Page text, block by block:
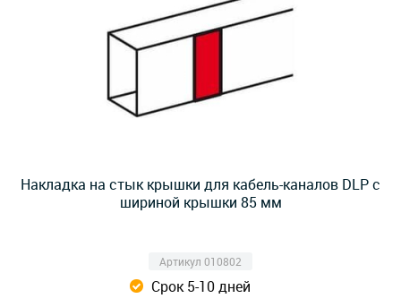
Накладка на стык крышки для кабель-каналов DLP с
шириной крышки 85 мм
Артикул 010802
Срок 5-10 дней